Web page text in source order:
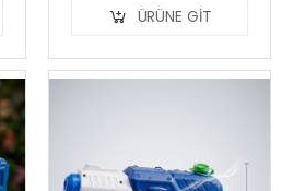
ÜRÜNE GIT